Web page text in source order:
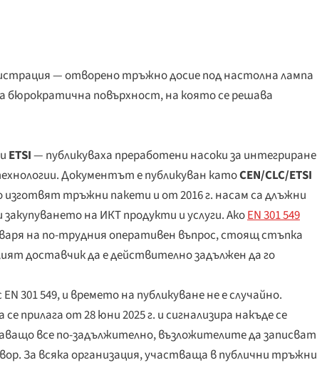
— отворено тръжно досие под настолна лампа
повърхност, на която се решава
и ETSI— публикуваха преработени насоки за интегриране
Документът е публикуван катоCEN/CLC/ETSI
тръжни пакети и от 2016 г. насам са длъжни
на ИКТ продукти и услуги. АкоEN 301 549
на по-трудния оперативен въпрос, стоящ стъпка
доставчик да е действително задължен да го
549, и времето на публикуване не е случайно.
се прилага от 28 юни 2025 г. и сигнализира накъде се
все по-задължително, възложителите да записват
За всяка организация, участваща в публични тръжни